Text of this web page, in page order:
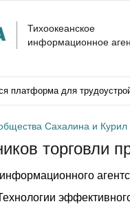
Тихоокеанское
информационное
платформа для
Сахалина и Курил
торговли